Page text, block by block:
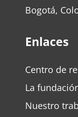
Bogotá,
Enlaces
Centro de
La
Nuestro